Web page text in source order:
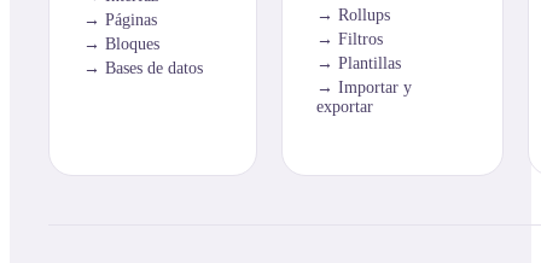
Páginas
Bloques
Bases de datos
Rollups
Filtros
Plantillas
Importar y
exportar